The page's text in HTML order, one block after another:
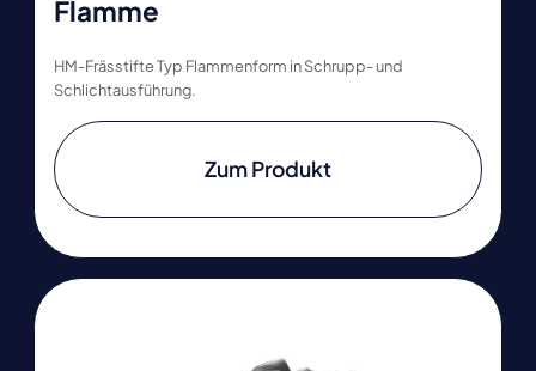
Flamme
HM-Frässtifte Typ Flammenform in Schrupp- und
Schlichtausführung.
Zum Produkt